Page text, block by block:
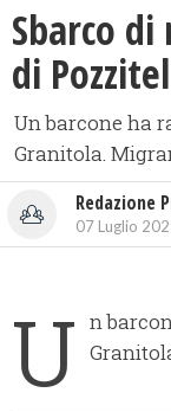
Sbarco
di
Un barcone ha
Granitola.
Redazione
07 Luglio
U n